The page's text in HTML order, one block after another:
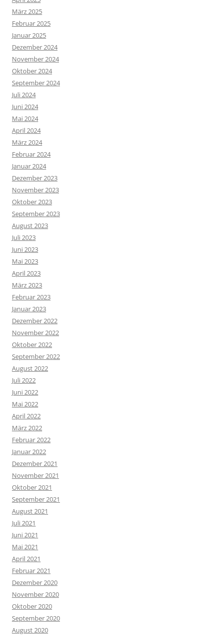
März 2025
Februar 2025
Januar 2025
Dezember 2024
November 2024
Oktober 2024
September 2024
Juli 2024
Juni 2024
Mai 2024
April 2024
März 2024
Februar 2024
Januar 2024
Dezember 2023
November 2023
Oktober 2023
September 2023
August 2023
Juli 2023
Juni 2023
Mai 2023
April 2023
März 2023
Februar 2023
Januar 2023
Dezember 2022
November 2022
Oktober 2022
September 2022
August 2022
Juli 2022
Juni 2022
Mai 2022
April 2022
März 2022
Februar 2022
Januar 2022
Dezember 2021
November 2021
Oktober 2021
September 2021
August 2021
Juli 2021
Juni 2021
Mai 2021
April 2021
Februar 2021
Dezember 2020
November 2020
Oktober 2020
September 2020
August 2020